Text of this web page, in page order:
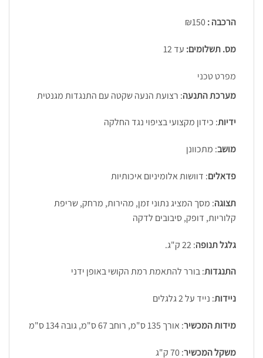
הרכבה :₪150
מס. תשלומים: עד 12
מפרט טכני
מערכת התנעה: רצועת הנעה שקטה עם התנגדות מגנטית
ידיות: כידון מקצועי בציפוי נגד החלקה
מושב: מתכוונן
פדאלים: דוושות אלומיניום איכותיות
תצוגה: מסך המציג נתוני זמן, מהירות, מרחק, שריפת
קלוריות, דופק, סיבובים לדקה
גלגל תנופה: 22 ק"ג.
התנגדות: בורר להתאמת רמת הקושי באופן ידני
ניידות: נייד על 2 גלגלים
מידות המכשיר: אורך 135 ס"מ, רוחב 67 ס"מ, גובה 134 ס"מ
משקל המכשיר: 70 ק"ג